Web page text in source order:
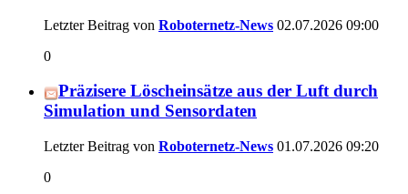
Letzter Beitrag von Roboternetz-News 02.07.2026 09:00
0
Präzisere Löscheinsätze aus der Luft durch
Simulation und Sensordaten
Letzter Beitrag von Roboternetz-News 01.07.2026 09:20
0